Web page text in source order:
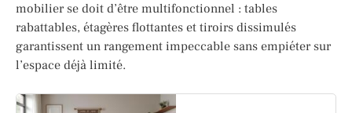
mobilier se doit d’être multifonctionnel : tables
rabattables, étagères flottantes et tiroirs dissimulés
garantissent un rangement impeccable sans empiéter sur
l’espace déjà limité.